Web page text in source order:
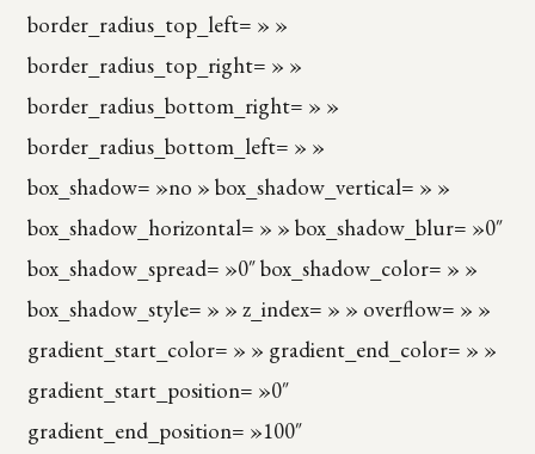
border_radius_top_left= » »
border_radius_top_right= » »
border_radius_bottom_right= » »
border_radius_bottom_left= » »
box_shadow= »no » box_shadow_vertical= » »
box_shadow_horizontal= » » box_shadow_blur= »0″
box_shadow_spread= »0″ box_shadow_color= » »
box_shadow_style= » » z_index= » » overflow= » »
gradient_start_color= » » gradient_end_color= » »
gradient_start_position= »0″
gradient_end_position= »100″